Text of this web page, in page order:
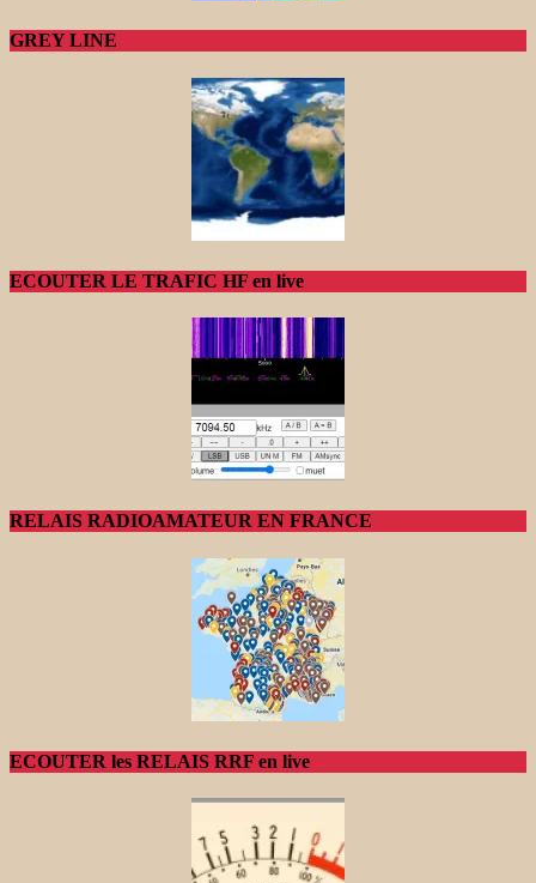
GREY LINE
ECOUTER LE TRAFIC HF en live
RELAIS RADIOAMATEUR EN FRANCE
ECOUTER les RELAIS RRF en live